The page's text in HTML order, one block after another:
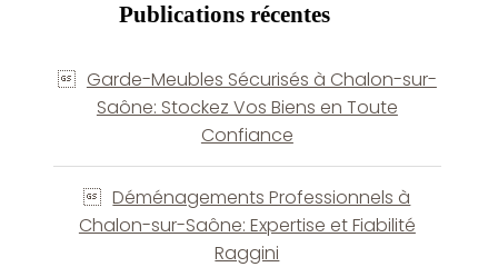
Publications récentes
Garde-Meubles Sécurisés à Chalon-sur-
Saône: Stockez Vos Biens en Toute
Confiance
Déménagements Professionnels à
Chalon-sur-Saône: Expertise et Fiabilité
Raggini